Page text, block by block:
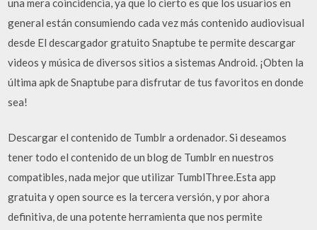
general están consumiendo cada vez más contenido audiovisual
desde El descargador gratuito Snaptube te permite descargar
videos y música de diversos sitios a sistemas Android. ¡Obten la
última apk de Snaptube para disfrutar de tus favoritos en donde
sea!
Descargar el contenido de Tumblr a ordenador. Si deseamos
tener todo el contenido de un blog de Tumblr en nuestros
compatibles, nada mejor que utilizar TumblThree.Esta app
gratuita y open source es la tercera versión, y por ahora
definitiva, de una potente herramienta que nos permite